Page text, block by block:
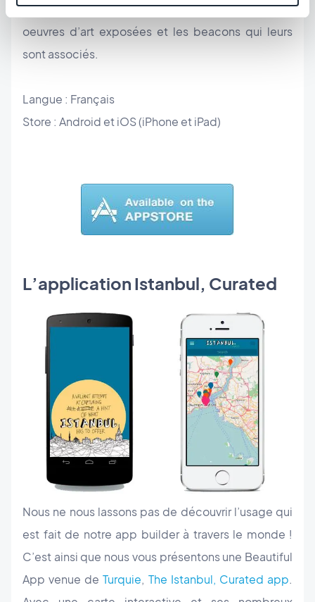
l’enceinte du musée, en corrélation avec les
oeuvres d’art exposées et les beacons qui leurs
sont associés.
Langue : Français
Store : Android et iOS (iPhone et iPad)
L’application Istanbul, Curated
Nous ne nous lassons pas de découvrir l’usage qui
est fait de notre app builder à travers le monde !
C’est ainsi que nous vous présentons une Beautiful
App venue deTurquie, The Istanbul, Curated app.